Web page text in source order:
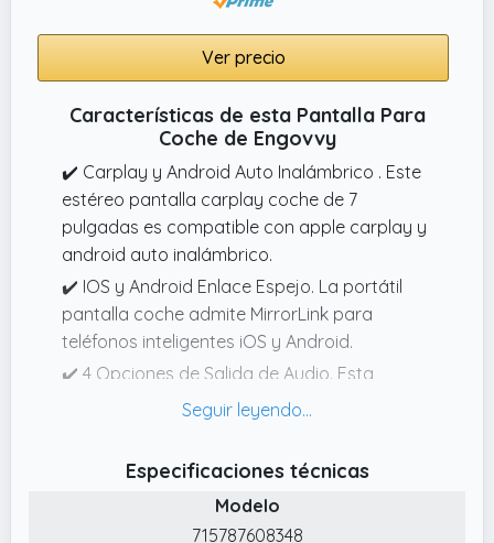
superficies lisas como el parabrisas o el
salpicadero. Su diseño plug & play no
requiere modificar el cableado original del
complicaciones.
✔️ Pantalla Carplay Coche de 7 Pulgadas:
Esta pantalla táctil de 7 pulgadas para
coche es compatible con conexión
inalámbrica a Carplay y Android Auto.
Equipado con una cámara de marcha atrás.
Ver precio
Características de esta Pantalla Para
Coche de Engovvy
✔️ Carplay y Android Auto Inalámbrico . Este
estéreo pantalla carplay coche de 7
pulgadas es compatible con apple carplay y
android auto inalámbrico.
✔️ IOS y Android Enlace Espejo. La portátil
pantalla coche admite MirrorLink para
teléfonos inteligentes iOS y Android.
✔️ 4 Opciones de Salida de Audio. Esta
portatil pantalla carplay coche sin
Bluetooth 5.3, transmisor FM y puerto AUX.
✔️ Control de Voz Inteligente con Siri y
Especificaciones técnicas
Modelo
715787608348